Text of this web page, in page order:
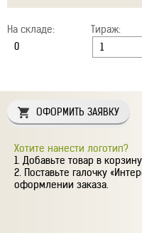
На складе: Тираж:
ОФОРМИТЬ ЗАЯВКУ
Хотите нанести логотип?
Добавьте товар в
Поставьте галочку
оформлении заказа.